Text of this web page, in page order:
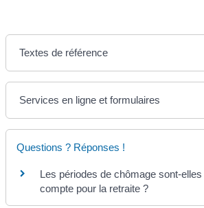
Textes de référence
Services en ligne et formulaires
Questions ? Réponses !
Les périodes de chômage sont-
compte pour la retraite ?